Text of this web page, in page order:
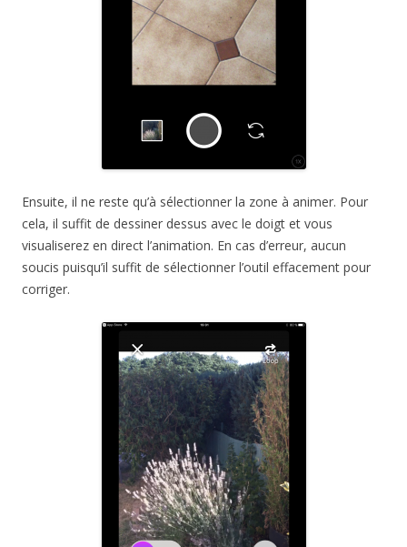
Ensuite, il ne reste qu’à sélectionner la zone à animer. Pour
cela, il suffit de dessiner dessus avec le doigt et vous
visualiserez en direct l’animation. En cas d’erreur, aucun
soucis puisqu’il suffit de sélectionner l’outil effacement pour
corriger.